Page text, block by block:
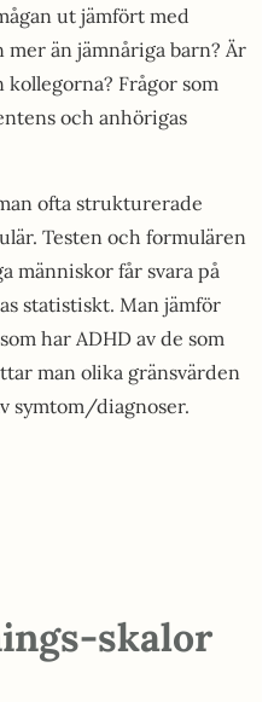
ut jämfört med
mer än jämnåriga barn? Är
Frågor som
och anhörigas
ofta strukturerade
Testen och formulären
människor får svara på
statistiskt. Man jämför
har ADHD av de som
man olika gränsvärden
symtom/diagnoser.
skalor